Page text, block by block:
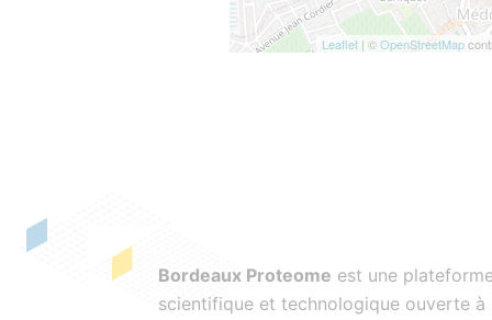
Leaflet | ©OpenStreetMap
Bordeaux Proteome est une
scientifique et technologique ouverte à